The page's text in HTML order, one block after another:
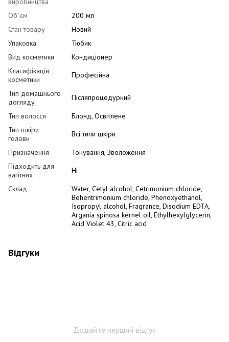
Об`єм
200 мл
Стан товару
Новий
Упаковка
Тюбик
Вид косметики
Кондиціонер
Класифікація
косметики
Професійна
Тип домашнього
догляду
Післяпроцедурний
Тип волосся
Блонд, Освітлене
Тип шкіри
голови
Всі типи шкіри
Призначення
Тонування, Зволоження
Підходить для
вагітних
Ні
Склад
Water, Cetyl alcohol, Cetrimonium chloride,
Behentrimonium chloride, Phenoxyethanol,
Isopropyl alcohol, Fragrance, Disodium EDTA,
Argania spinosa kernel oil, Ethylhexylglycerin,
Acid Violet 43, Citric acid
Відгуки
Додайте перший відгук